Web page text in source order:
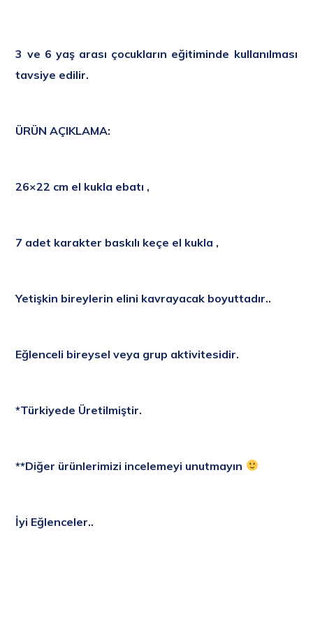
3 ve 6 yaş arası çocukların eğitiminde kullanılması
tavsiye edilir.
ÜRÜN AÇIKLAMA:
26×22 cm el kukla ebatı ,
7 adet karakter baskılı keçe el kukla ,
Yetişkin bireylerin elini kavrayacak boyuttadır..
Eğlenceli bireysel veya grup aktivitesidir.
*Türkiyede Üretilmiştir.
**Diğer ürünlerimizi incelemeyi unutmayın
İyi Eğlenceler..